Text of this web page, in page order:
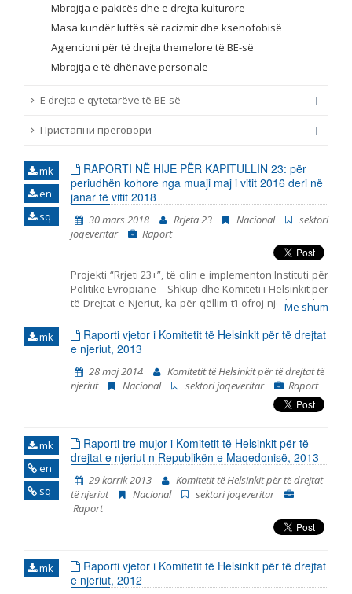
Mbrojtja e pakicës dhe e drejta kulturore
Masa kundër luftës së racizmit dhe ksenofobisë
Agjencioni për të drejta themelore të BE-së
Mbrojtja e të dhënave personale
E drejta e qytetarëve të BE-së
Пристапни преговори
mk
en
sq
RAPORTI NË HIJE PËR KAPITULLIN 23: për
periudhën kohore nga muaji maj i vitit 2016 deri në
janar të vitit 2018
30 mars 2018 Rrjeta 23 Nacional
sektori
joqeveritar
Raport
Projekti “Rrjeti 23+”, të cilin e implementon Instituti për
Politikë Evropiane – Shkup dhe Komiteti i Helsinkit për
të Drejtat e Njeriut, ka për qëllim t’i ofroj një kontribut
të strukturuar shoqërisë civile në monitorimin dhe
vlerësimin e politikave të përfshira me Kapitullin 23
nga aderimi në BE – Jurisprudenca dhe të drejtat
themelore. Ky raport i bashkon në një tërësi të vetme
koherente të gjitha konstatimet, konkluzionet dhe
rekomandimet, të cilat rezultuan nga monitorimi i
fushave të strukturuara në Kapitullin 23 –
Jurisprudenca dhe të drejtat themelore. Në të vërtetë,
23”. Dy raportet paraprakë kishin të bëjnë me
periudhën kohore tetor 2014 - korrik 2015 dhe korrik
2015 – prill 2016. Raporti e përfshinë periudhën
kohore nga fillimi i muajit maj të vitit 2016,
përfundimisht me fundin e muajit janar të vitit 2018.
Periudha e përfshirjes së Raportit është vazhduar, në
mënyrë që korrespondoj me ciklin e ri të raporteve t
Më shum
mk
Raporti vjetor i Komitetit të Helsinkit për të drejtat
e njeriut, 2013
28 maj 2014
Komitetit të Helsinkit për të drejtat të
njeriut
Nacional sektori joqeveritar Raport
mk
en
sq
Raporti tre mujor i Komitetit të Helsinkit për të
drejtat e njeriut n Republikën e Maqedonisë, 2013
29 korrik 2013
Komitetit të Helsinkit për të drejtat
të njeriut
Nacional
sektori joqeveritar
Raport
mk
Raporti vjetor i Komitetit të Helsinkit për të drejtat
e njeriut, 2012